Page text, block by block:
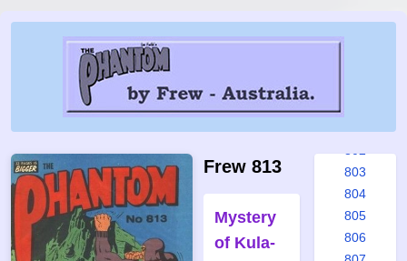
Frew 813
Mystery
of Kula-
796
803
804
805
806